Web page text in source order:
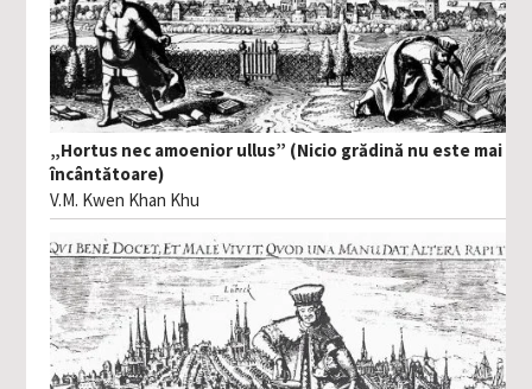
„Hortus nec amoenior ullus” (Nicio grădină nu este mai
încântătoare)
V.M. Kwen Khan Khu